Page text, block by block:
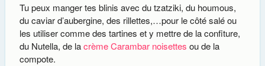
Tu peux manger tes blinis avec du tzatziki, du houmous,
du caviar d’aubergine, des rillettes,…pour le côté salé ou
les utiliser comme des tartines et y mettre de la confiture,
du Nutella, de lacrème Carambar noisettes ou de la
compote.